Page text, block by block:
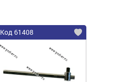
Код 61408